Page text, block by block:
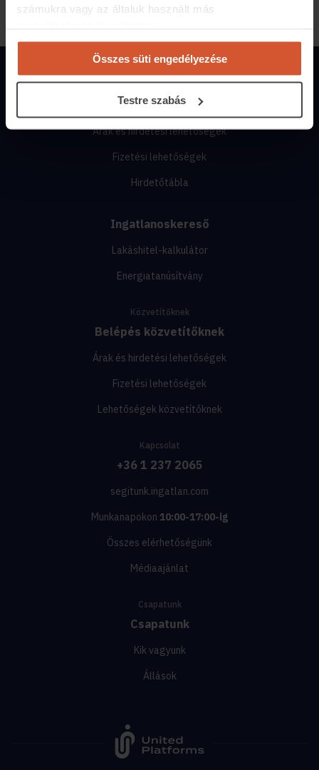
számukra vagy az általuk használt más
Összes süti engedélyezése
Testre szabás
Magánszemélyeknek
Hirdetés feladás
Árak és hirdetési lehetőségek
Fizetési lehetőségek
Hirdetőtábla
Ingatlanoskereső
Lakáshitel-kalkulátor
Energiatanúsítvány
Közvetítőknek
Belépés közvetítőknek
Árak és hirdetési lehetőségek
Fizetési lehetőségek
Lehetőségek közvetítőknek
Kapcsolat
+36 1 237 2065
segitunk.ingatlan.com
Munkanapokon 10:00-17:00-ig
Összes elérhetőségünk
Médiaajánlat
Csapatunk
Csapatunk
Kik vagyunk
Állások